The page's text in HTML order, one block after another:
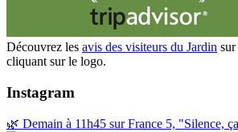
Découvrez les avis des visiteurs du Jardin
cliquant sur le logo.
Instagram
🌿 Demain à 11h45 sur France 5, "Silence,